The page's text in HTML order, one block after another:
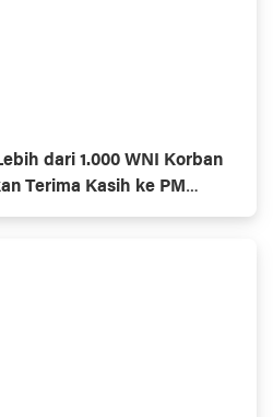
dari 1.000 WNI Korban
Terima Kasih ke PM